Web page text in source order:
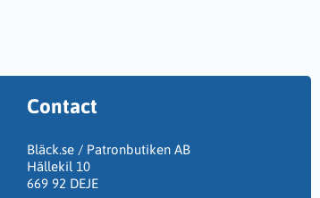
Contact
Bläck.se / Patronbutiken AB
Hällekil 10
669 92 DEJE